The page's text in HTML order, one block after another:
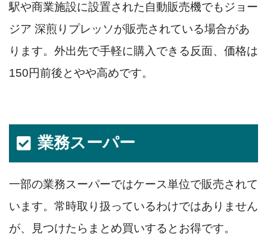
駅や商業施設に設置された自動販売機でもジョー
ジア 深煎りプレッソが販売されている場合があ
ります。外出先で手軽に購入できる反面、価格は
150円前後とやや高めです。
業務スーパー
一部の業務スーパーではケース単位で販売されて
います。常時取り扱っているわけではありません
が、見つけたらまとめ買いするとお得です。